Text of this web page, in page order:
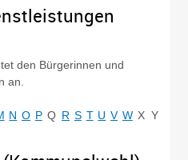
den Bürgerinnen und
an.
N O P Q R S T U V W X Y